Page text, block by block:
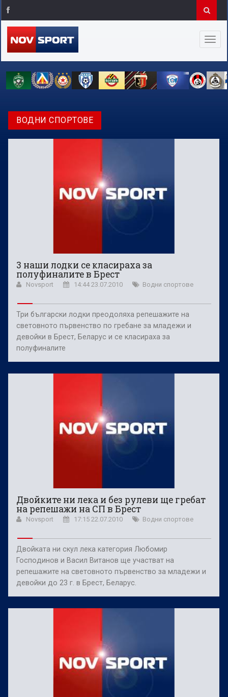
ВОДНИ СПОРТОВЕ
3 наши лодки се класираха за
полуфиналите в Брест
Novsport 14:44 23.07.2010 Водни спортове
Три български лодки преодоляха репешажите на
световното първенство по гребане за младежи и
девойки в Брест, Беларус и се класираха за
полуфиналите
Двойките ни лека и без рулеви ще гребат
на репешажи на СП в Брест
Novsport 17:15 22.07.2010 Водни спортове
Двойката ни скул лека категория Любомир
Господинов и Васил Витанов ще участват на
репешажите на световното първенство за младежи и
девойки до 23 г. в Брест, Беларус.